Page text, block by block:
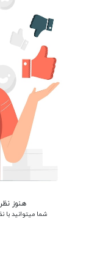
هنوز
شما میتوانید با